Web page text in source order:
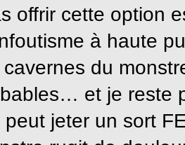
offrir cette option
à haute
du
et je reste
peut jeter un sort